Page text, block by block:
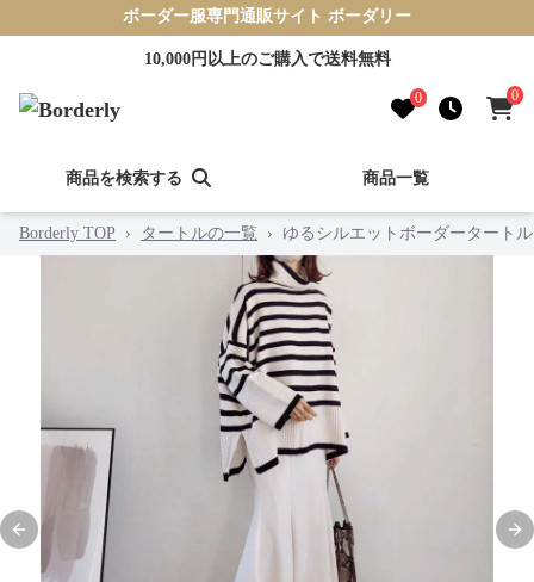
ボーダー服専門通販サイト ボーダリー
10,000円以上のご購入で送料無料
0 0
商品を検索する 商品一覧
Borderly TOP › タートルの一覧 › ゆるシルエットボーダータート
Previous slide